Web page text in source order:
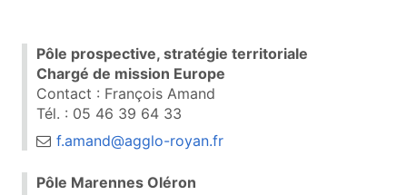
Pôle prospective, stratégie territoriale
Chargé de mission Europe
Contact : François Amand
Tél. : 05 46 39 64 33
f.amand@agglo-royan.fr
Pôle Marennes Oléron